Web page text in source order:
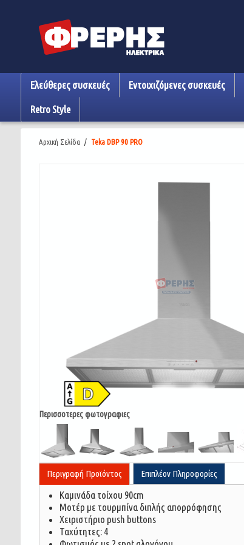
Ελεύθερες συσκευές Εντοιχιζόμενες συσκευές
Retro Style
Αρχική Σελίδα / Teka DBP 90 PRO
Περισσοτερες φωτογραφιες
Περιγραφή Προϊόντος Επιπλέον Πληροφορίες
Καμινάδα τοίχου 90cm
Μοτέρ με τουρμπίνα διπλής απορρόφησης
Χειριστήριο push buttons
Ταχύτητες: 4